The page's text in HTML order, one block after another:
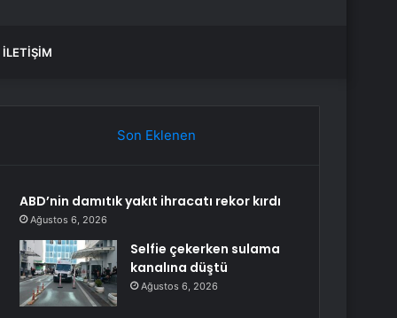
İLETIŞIM
Son Eklenen
ABD’nin damıtık yakıt ihracatı rekor kırdı
Ağustos 6, 2026
Selfie çekerken sulama
kanalına düştü
Ağustos 6, 2026